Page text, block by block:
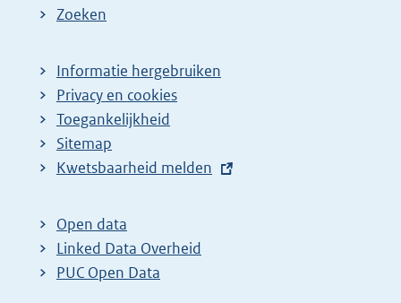
Zoeken
Informatie hergebruiken
Privacy en cookies
Toegankelijkheid
Sitemap
E
t
e
r
Kwetsbaarheid melden
Open data
Linked Data Overheid
PUC Open Data